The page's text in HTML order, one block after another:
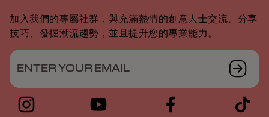
加入我們的專屬社群，與充滿熱情的創意人士交流、分享
技巧、發掘潮流趨勢，並且提升您的專業能力。
ENTER YOUR EMAIL